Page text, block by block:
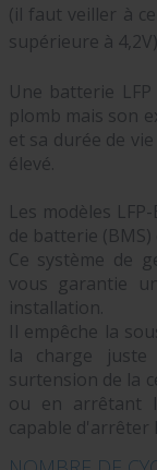
(il faut veiller à
supérieure à
Une batterie
plomb mais son
et sa durée de
élevé.
Les modèles
de batterie
Ce système de
vous garantie
installation.
Il empêche la
la charge
surtension de la
ou en arrêtant
capable d'arrêter